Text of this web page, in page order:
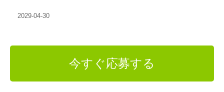
2029-04-30
今すぐ応募する